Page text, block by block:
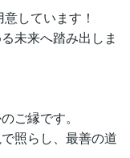
しています！
未来へ踏み出しま
ご縁です。
照らし、最善の道